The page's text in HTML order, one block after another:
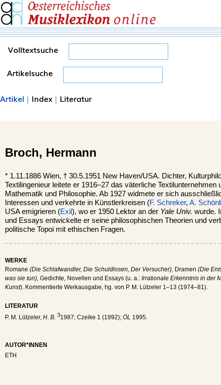
Volltextsuche
Artikelsuche
Artikel | Index | Literatur
Broch, Hermann
* 1.11.1886 Wien, † 30.5.1951 New Haven/USA. Dichter,
Textilingenieur leitete er 1916–27 das väterliche Textilunternehmen
Mathematik und Philosophie. Ab 1927 widmete er sich
Interessen und verkehrte in Künstlerkreisen (F. Schreker, A.
USA emigrieren (Exil), wo er 1950 Lektor an der Yale Univ. wurde.
und Essays entwickelte er seine philosophischen Theorien und
politische Topoi mit ethischen Fragen.
WERKE
Romane (Die Schlafwandler, Die Schuldlosen, Der Versucher), Dramen (Die
was sie tun), Gedichte, Novellen und Essays (u. a.: Irrationale Erkenntnis in der
Kunst). Kommentierte Werkausgabe, hg. von P. M. Lützeler 1–13 (1974–81).
LITERATUR
P. M. Lützeler, H. B. 31987; Czeike 1 (1992); ÖL 1995.
AUTOR*INNEN
ETH